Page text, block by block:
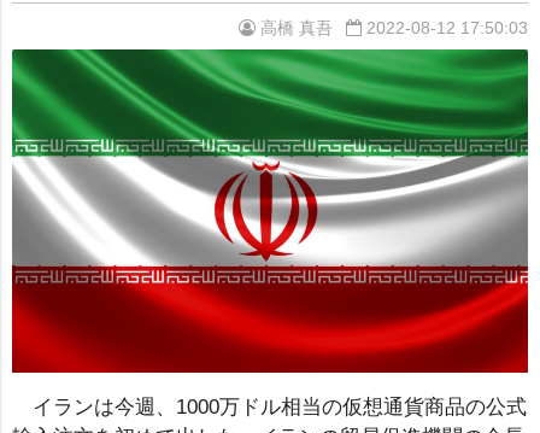
高橋 真吾 2022-08-12 17:50:03
イランは今週、1000万ドル相当の仮想通貨商品の公式